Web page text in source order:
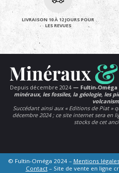
LIVRAISON 10 À 12 JOURS POUR
LES REVUES
Depuis décembre 2024 — Fultin-
minéraux, les fossiles, la géologie, les
Succédant ainsi aux « Editions de Piat »
décembre 2024 ; ce site internet sera en
stocks de cet
© Fultin-Oméga 2024 – Mentions légales
Contact– Site de vente en ligne